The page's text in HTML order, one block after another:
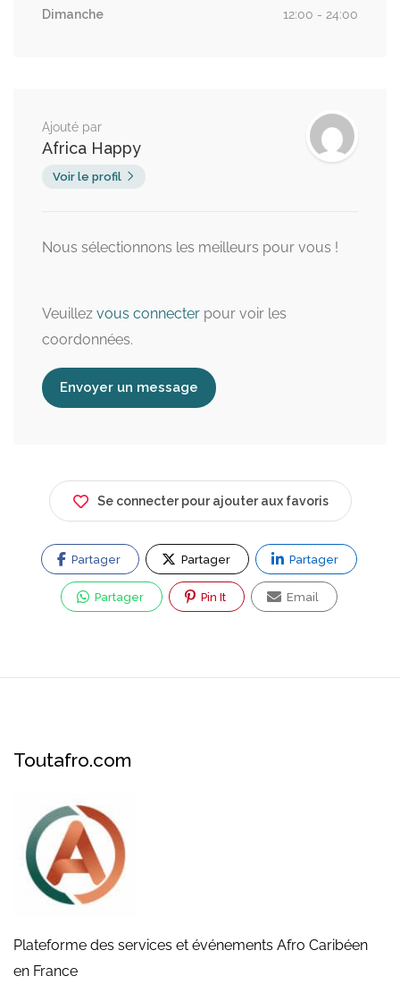
Dimanche
12:00 - 24:00
Ajouté par
Africa Happy
Voir le profil
Nous sélectionnons les meilleurs pour vous !
Veuillez vous connecter pour voir les
coordonnées.
Envoyer un message
Se connecter pour ajouter aux favoris
Partager Partager Partager
Partager Pin It Email
Toutafro.com
Plateforme des services et événements Afro Caribéen
en France